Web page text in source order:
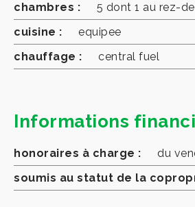
chambres :
5 dont 1 au rez-
cuisine :
equipee
chauffage :
central fuel
Informations
honoraires à charge :
du
soumis au statut de la